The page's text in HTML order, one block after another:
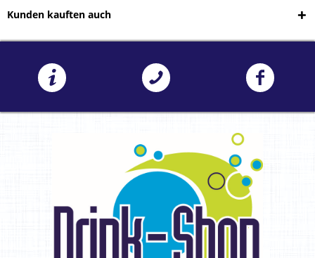
Kunden kauften auch